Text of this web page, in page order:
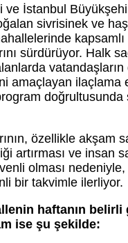
ve İstanbul
sivrisinek ve
sürdürüyor. Halk
amaçlayan ilaçlama
doğrultusunda
özellikle akşam
artırması ve insan
olması
bir takvimle ilerliyor.
haftanın belirli
ise şu şekilde: